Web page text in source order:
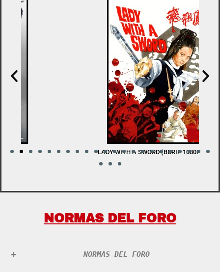
LADY WITH A SWORD (BDRIP 1080P) V.O.S.E
NORMAS DEL FORO
NORMAS DEL FORO